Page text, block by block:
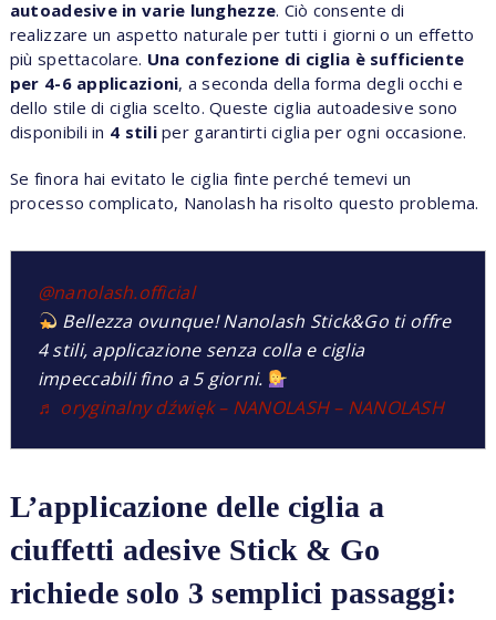
autoadesive in varie lunghezze. Ciò consente di
realizzare un aspetto naturale per tutti i giorni o un effetto
più spettacolare. Una confezione di ciglia è sufficiente
per 4-6 applicazioni, a seconda della forma degli occhi e
dello stile di ciglia scelto. Queste ciglia autoadesive sono
disponibili in 4 stiliper garantirti ciglia per ogni occasione.
Se finora hai evitato le ciglia finte perché temevi un
processo complicato, Nanolash ha risolto questo problema.
@nanolash.official
Bellezza ovunque! Nanolash Stick&Go ti offre
4 stili, applicazione senza colla e ciglia
impeccabili fino a 5 giorni.
♬ oryginalny dźwięk – NANOLASH – NANOLASH
L’applicazione delle ciglia a
ciuffetti adesive Stick & Go
richiede solo 3 semplici passaggi: